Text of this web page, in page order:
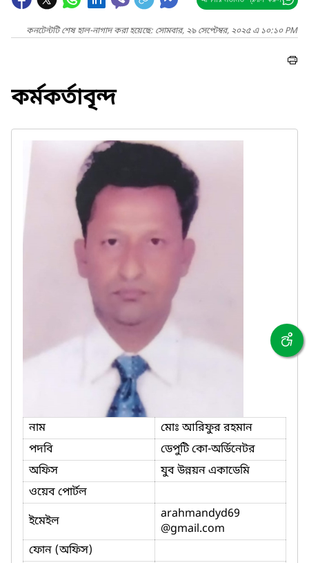
কনটেন্টটি শেষ হাল-নাগাদ করা হয়েছে: সোমবার, ২৯ সেপ্টেম্বর, ২০২৫ এ ১০:১০ PM
কর্মকর্তাবৃন্দ
নাম
মোঃ আরিফুর রহমান
পদবি
ডেপুটি কো-অর্ডিনেটর
অফিস
যুব উন্নয়ন একাডেমি
ওয়েব পোর্টল
ইমেইল
arahmandyd69
@gmail.com
ফোন (অফিস)